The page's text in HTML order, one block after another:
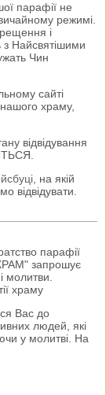
парафії не
режимі.
і
з Найсвятішими
Чин
сайті
храму,
відвідування
, на якій
відвідувати.
парафії
запрошує
молитви.
храму
Вас до
людей, які
у молитві. На